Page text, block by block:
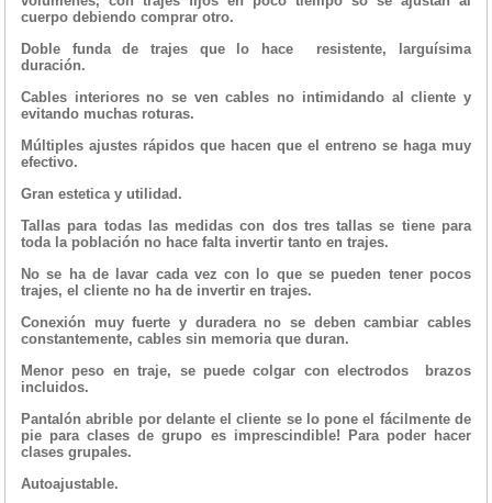
cuerpo debiendo comprar otro.
Doble funda de trajes que lo hace resistente, larguísima
duración.
Cables interiores no se ven cables no intimidando al cliente y
evitando muchas roturas.
Múltiples ajustes rápidos que hacen que el entreno se haga muy
efectivo.
Gran estetica y utilidad.
Tallas para todas las medidas con dos tres tallas se tiene para
toda la población no hace falta invertir tanto en trajes.
No se ha de lavar cada vez con lo que se pueden tener pocos
trajes, el cliente no ha de invertir en trajes.
Conexión muy fuerte y duradera no se deben cambiar cables
constantemente, cables sin memoria que duran.
Menor peso en traje, se puede colgar con electrodos brazos
incluidos.
Pantalón abrible por delante el cliente se lo pone el fácilmente de
pie para clases de grupo es imprescindible! Para poder hacer
clases grupales.
Autoajustable.